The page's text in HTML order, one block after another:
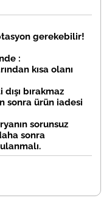
gerekebilir!
:
kısa olanı
bırakmaz
sonra ürün iadesi
sorunsuz
sonra